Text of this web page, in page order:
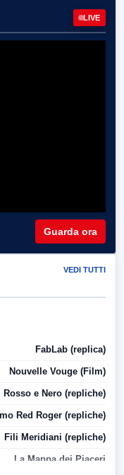
LIVE
Guarda ora
VEDI TUTTI
FabLab (replica)
Nouvelle Vouge (Film)
Rosso e Nero (repliche)
Red Roger (repliche)
Fili Meridiani (repliche)
La Mappa dei Piaceri